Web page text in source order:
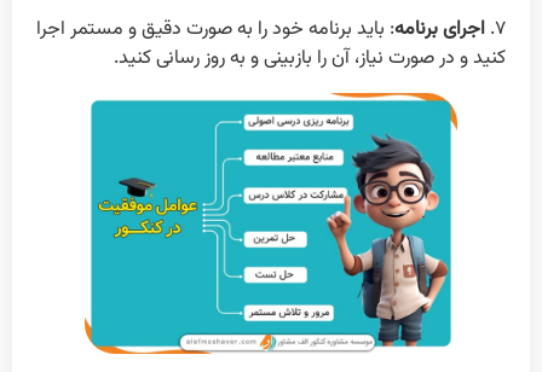
۷. اجرای برنامه: باید برنامه خود را به صورت دقیق و مستمر اجرا
کنید و در صورت نیاز، آن را بازبینی و به روز رسانی کنید.